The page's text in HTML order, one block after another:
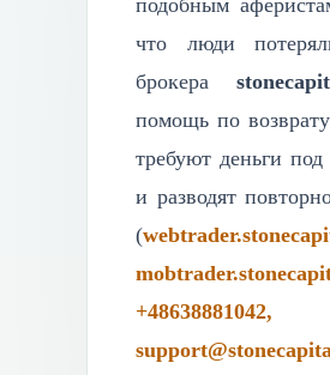
подобным
что люди
брокера
помощь по
требуют деньги
и разводят
(
+48638881042,